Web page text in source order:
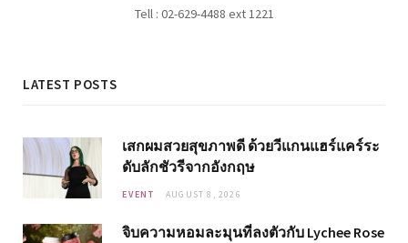
Tell : 02-629-4488 ext 1221
LATEST POSTS
เสกผมสวยสุขภาพดี ด้วยวีแกนแฮร์แคร์ระ
ดับลักชัวรีจากอังกฤษ
EVENT AUGUST 8, 2026
จิบความหอมละมุนที่ลงตัวกับ Lychee Rose